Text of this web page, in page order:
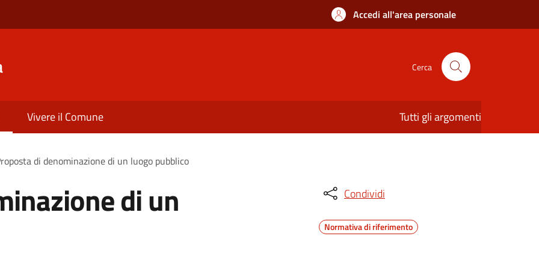
Accedi all'area personale
Cerca
Vivere il Comune Tutti gli argomenti
di denominazione di un luogo pubblico
di un Condividi
Normativa di riferimento